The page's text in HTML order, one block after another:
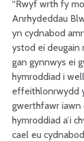
“Rwyf wrth fy
Anrhydeddau
yn cydnabod
ystod ei
gan gynnwys ei
hymroddiad i
effeithlonrwydd
gwerthfawr iawn
hymroddiad a’i
cael eu